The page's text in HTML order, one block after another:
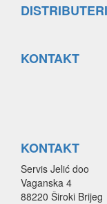
DISTRIBUTERI
KONTAKT
KONTAKT
Servis Jelić doo
Vaganska 4
88220 Široki Brijeg